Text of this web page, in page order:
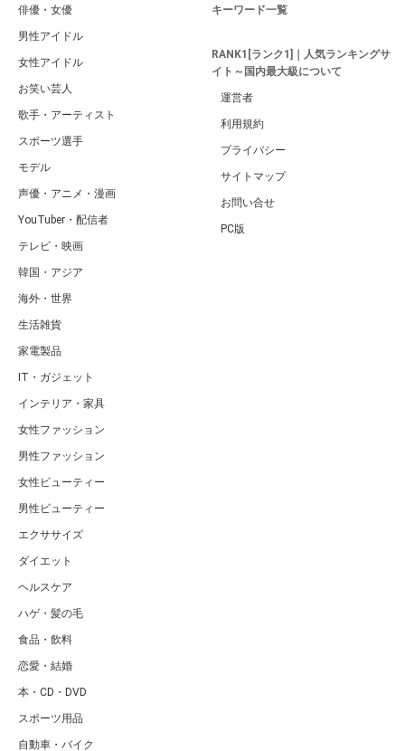
俳優・女優
男性アイドル
女性アイドル
お笑い芸人
歌手・アーティスト
スポーツ選手
モデル
声優・アニメ・漫画
YouTuber・配信者
テレビ・映画
韓国・アジア
海外・世界
生活雑貨
家電製品
IT・ガジェット
インテリア・家具
女性ファッション
男性ファッション
女性ビューティー
男性ビューティー
エクササイズ
ダイエット
ヘルスケア
ハゲ・髪の毛
食品・飲料
恋愛・結婚
本・CD・DVD
スポーツ用品
自動車・バイク
キーワード一覧
RANK1[ランク1]｜人気ランキングサ
イト～国内最大級について
運営者
利用規約
プライバシー
サイトマップ
お問い合せ
PC版